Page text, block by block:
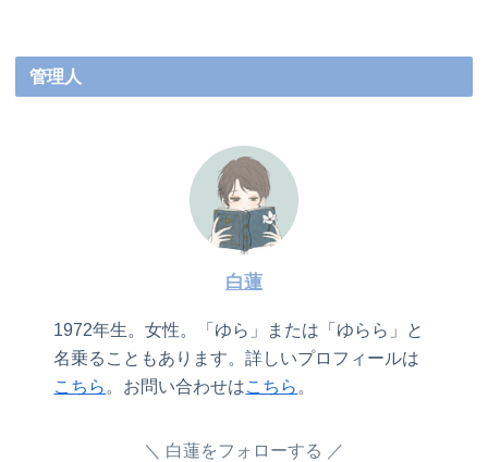
管理人
白蓮
1972年生。女性。「ゆら」または「ゆらら」と
名乗ることもあります。詳しいプロフィールは
こちら。お問い合わせはこちら。
白蓮をフォローする